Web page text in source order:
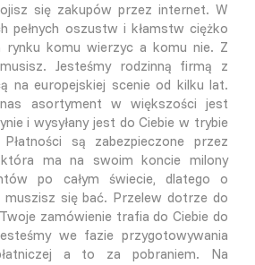
się zakupów przez internet. W
pełnych oszustw i kłamstw ciężko
rynku komu wierzyc a komu nie. Z
Jesteśmy rodzinną firmą z
na europejskiej scenie od kilku lat.
asortyment w większości jest
i wysyłany jest do Ciebie w trybie
są zabezpieczone przez
która ma na swoim koncie milony
po całym świecie, dlatego o
muszisz się bać. Przelew dotrze do
zamówienie trafia do Ciebie do
we fazie przygotowywania
a to za pobraniem. Na